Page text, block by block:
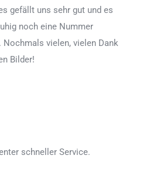
gefällt uns sehr gut und es
noch eine Nummer
vielen, vielen Dank
Bilder!
schneller Service.